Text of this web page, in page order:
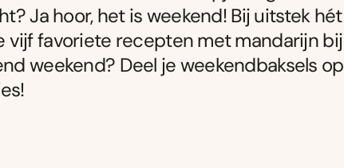
Ja hoor, het is weekend! Bij uitstek hét
vijf favoriete recepten met mandarijn bij
weekend? Deel je weekendbaksels op